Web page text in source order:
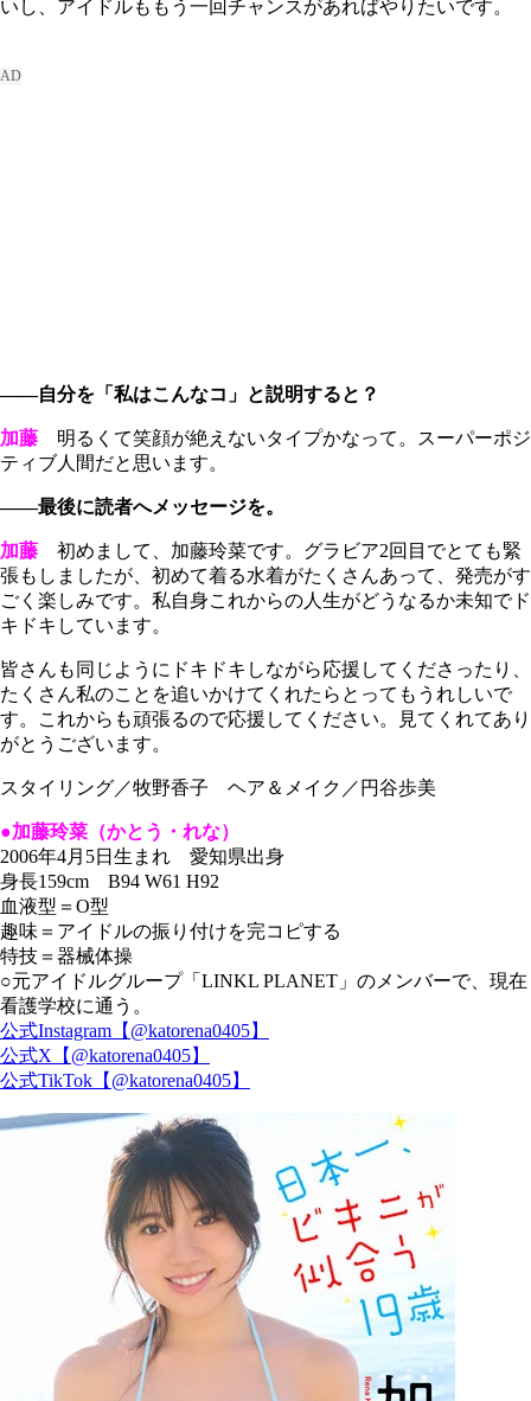
いし、アイドルももう一回チャンスがあればやりたいです。
――自分を「私はこんなコ」と説明すると？
加藤 明るくて笑顔が絶えないタイプかなって。スーパーポジ
ティブ人間だと思います。
――最後に読者へメッセージを。
加藤 初めまして、加藤玲菜です。グラビア2回目でとても緊
張もしましたが、初めて着る水着がたくさんあって、発売がす
ごく楽しみです。私自身これからの人生がどうなるか未知でド
キドキしています。
皆さんも同じようにドキドキしながら応援してくださったり、
たくさん私のことを追いかけてくれたらとってもうれしいで
す。これからも頑張るので応援してください。見てくれてあり
がとうございます。
スタイリング／牧野香子 ヘア＆メイク／円谷歩美
●加藤玲菜（かとう・れな）
2006年4月5日生まれ 愛知県出身
身長159cm B94 W61 H92
血液型＝O型
趣味＝アイドルの振り付けを完コピする
特技＝器械体操
○元アイドルグループ「LINKL PLANET」のメンバーで、現在
看護学校に通う。
公式Instagram【@katorena0405】
公式X【@katorena0405】
公式TikTok【@katorena0405】